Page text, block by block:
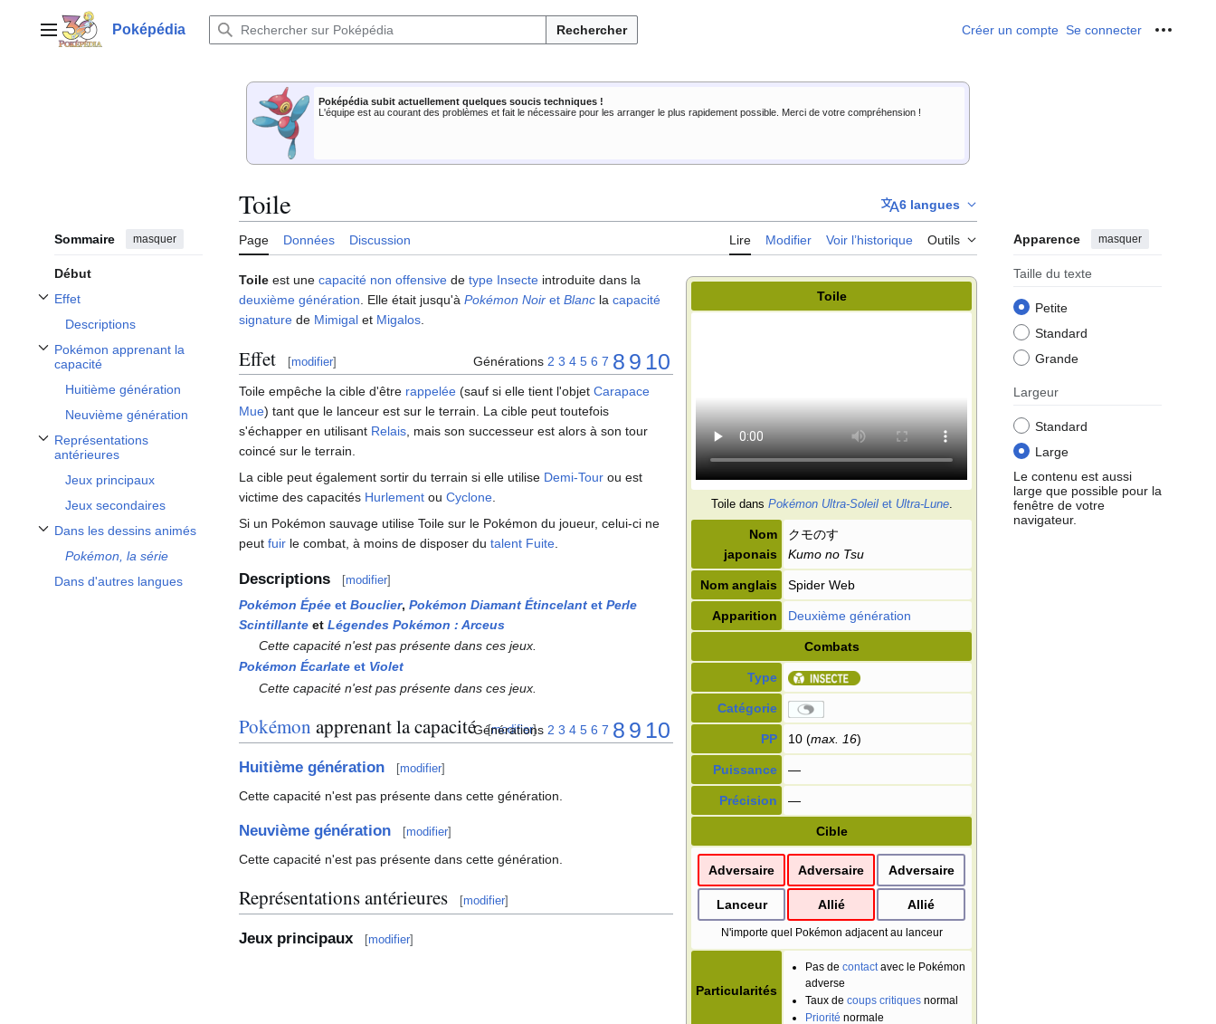
contenuMenu principalPoképédia Rechercher Créer un compte Se connecter Outils
Poképédia subit actuellement quelques soucis techniques !
L'équipe est au courant des problèmes et fait le nécessaire pour les arranger le plus rapidement possible. Merci de votre compréhension !
Sommaire masquer
Début
Effet
Afficher / masquer la sous-section Effet
Descriptions
Pokémon apprenant la
capacité
Afficher / masquer la sous-section Pokémon apprenant la capacité
Huitième génération
Neuvième génération
Représentations
antérieures
Afficher / masquer la sous-section Représentations antérieures
Jeux principaux
Jeux secondaires
Dans les dessins animés
Afficher / masquer la sous-section Dans les dessins animés
Pokémon, la série
Dans d'autres langues
Toile 6 langues
Page Données Discussion Lire Modifier Voir l’historique Outils Apparence masquer
Taille du texte
Petite
Standard
Grande
Largeur
Standard
Large
Le contenu est aussi
large que possible pour la
fenêtre de votre
navigateur.
Toile
Toile dans Pokémon Ultra-Soleilet Ultra-Lune.
Nom
japonais
クモのす
Kumo no Tsu
Nom anglais Spider Web
Apparition Deuxième génération
Combats
Type
Catégorie
PP 10 (max. 16)
Puissance —
Précision —
Cible
Adversaire Adversaire Adversaire
Lanceur Allié Allié
N'importe quel Pokémon adjacent au lanceur
Particularités
Pas de contactavec le Pokémon
adverse
Taux de coups critiquesnormal
Priorité normale
Toile est une capacité non offensive de type Insecte introduite dans la
deuxième génération . Elle était jusqu'à Pokémon Noir et Blanc la capacité
signature de Mimigal et Migalos
Effet [modifier] Générations 2 3 4 5 6 7 8 9 10
Toile empêche la cible d'être rappelée (sauf si elle tient l'objet Carapace
Mue) tant que le lanceur est sur le terrain. La cible peut toutefois
s'échapper en utilisant Relais , mais son successeur est alors à son tour
coincé sur le terrain.
La cible peut également sortir du terrain si elle utilise Demi-Tour ou est
victime des capacités Hurlement ou Cyclone
Si un Pokémon sauvage utilise Toile sur le Pokémon du joueur, celui-ci ne
peut fuir le combat, à moins de disposer du talent Fuite
Descriptions [modifier]
Pokémon Épée et Bouclier, Pokémon Diamant Étincelant et Perle
Scintillante et Légendes Pokémon : Arceus
Cette capacité n'est pas présente dans ces jeux.
Pokémon Écarlate et Violet
Cette capacité n'est pas présente dans ces jeux.
Pokémon apprenant la capacité [modifier]
Générations 2 3 4 5 6 7 8 9 10
Huitième génération [modifier]
Cette capacité n'est pas présente dans cette génération.
Neuvième génération [modifier]
Cette capacité n'est pas présente dans cette génération.
Représentations antérieures [modifier]
Jeux principaux [modifier]